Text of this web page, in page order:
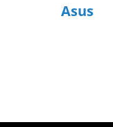
Asus